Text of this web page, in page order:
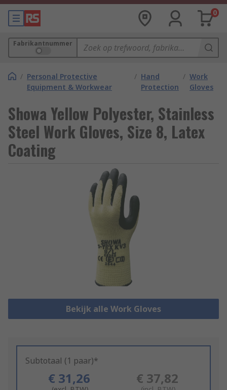
0
Fabrikantnummer
/ Personal Protective
Equipment & Workwear
/ Hand
Protection
/ Work
Gloves
Showa Yellow Polyester, Stainless
Steel Work Gloves, Size 8, Latex
Coating
Bekijk alle Work Gloves
Subtotaal (1 paar)*
€ 31,26 € 37,82